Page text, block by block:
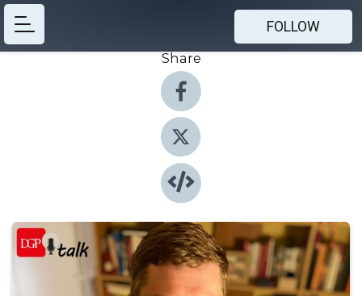
FOLLOW
Share